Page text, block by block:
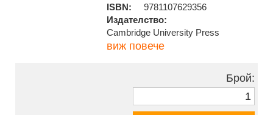
ISBN:
9781107629356
Издателство:
Cambridge University Press
виж повече
Брой: